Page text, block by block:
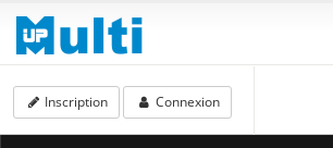
Inscription Connexion